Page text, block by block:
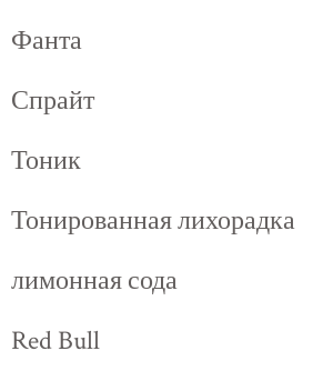
Фанта
Спрайт
Тоник
Тонированная лихорадка
лимонная сода
Red Bull